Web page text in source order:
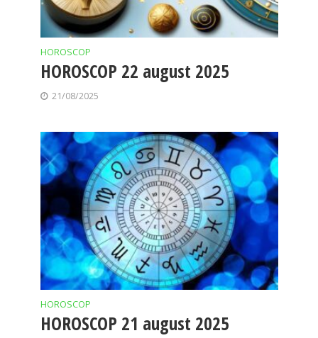
HOROSCOP
HOROSCOP 22 august 2025
21/08/2025
HOROSCOP
HOROSCOP 21 august 2025